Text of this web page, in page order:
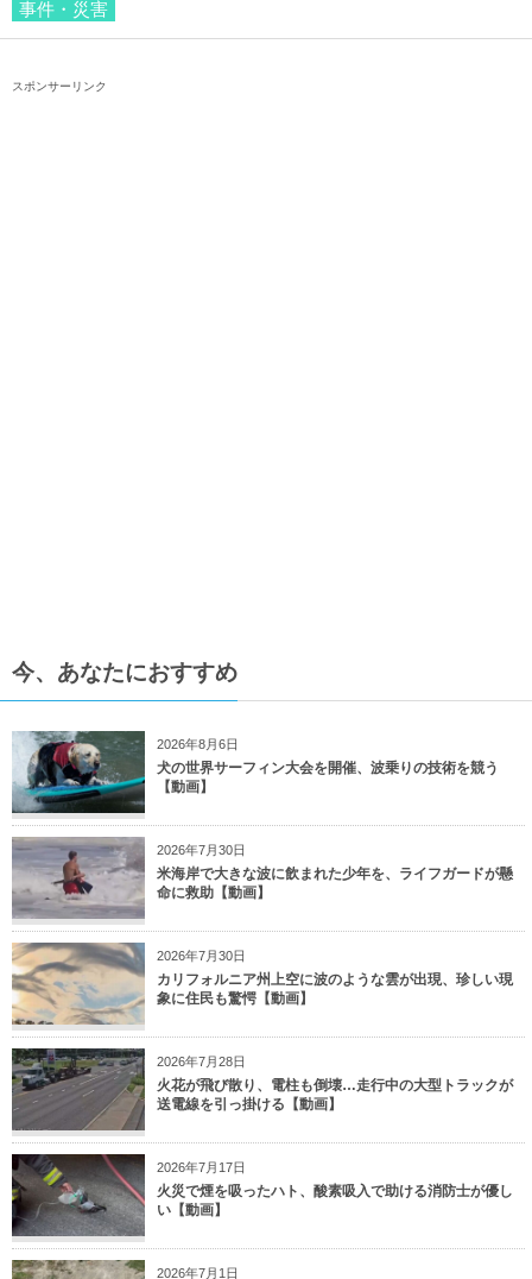
事件・災害
スポンサーリンク
今、あなたにおすすめ
2026年8月6日
犬の世界サーフィン大会を開催、波乗りの技術を競う
【動画】
2026年7月30日
米海岸で大きな波に飲まれた少年を、ライフガードが懸
命に救助【動画】
2026年7月30日
カリフォルニア州上空に波のような雲が出現、珍しい現
象に住民も驚愕【動画】
2026年7月28日
火花が飛び散り、電柱も倒壊…走行中の大型トラックが
送電線を引っ掛ける【動画】
2026年7月17日
火災で煙を吸ったハト、酸素吸入で助ける消防士が優し
い【動画】
2026年7月1日